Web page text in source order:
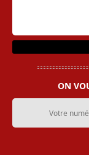
ON